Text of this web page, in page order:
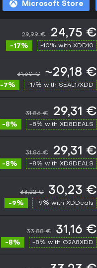
Microsoft Store
29,99 € 24,75 €
-17% -10% with XDD10
31,60 € ~29,18 €
-7% -17% with SEAL17XDD
31,86 € 29,31 €
-8% -8% with XD8DEALS
31,86 € 29,31 €
-8% -8% with XD8DEALS
33,22 € 30,23 €
-9% -9% with XDDeals
33,88 € 31,16 €
-8% -8% with G2A8XDD